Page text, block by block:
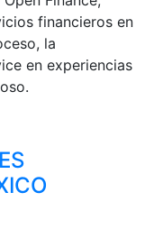
financieros en
la
en experiencias